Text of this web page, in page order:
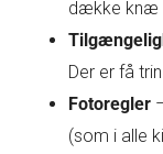
dække knæ
Der er få
Fotoregler
(som i alle